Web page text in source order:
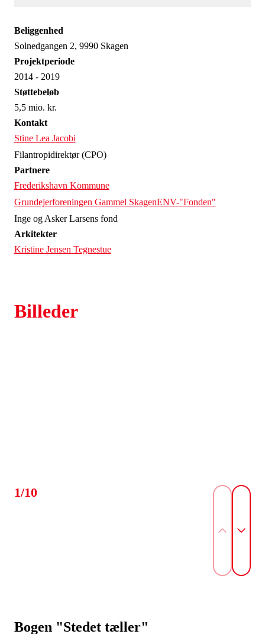
Beliggenhed
Solnedgangen 2, 9990 Skagen
Projektperiode
2014 - 2019
Støttebeløb
5,5 mio. kr.
Kontakt
Stine Lea Jacobi
Filantropidirektør (CPO)
Partnere
Frederikshavn Kommune
Grundejerforeningen Gammel SkagenENV-"Fonden"
Inge og Asker Larsens fond
Arkitekter
Kristine Jensen Tegnestue
Billeder
1/10
Bogen "Stedet tæller"